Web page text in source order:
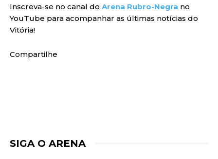
Inscreva-se no canal do Arena Rubro-Negra no
YouTube para acompanhar as últimas notícias do
Vitória!
Compartilhe
SIGA O ARENA